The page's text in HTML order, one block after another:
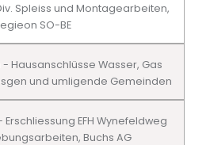
Spleiss und Montagearbeiten,
SO-BE
- Hausanschlüsse Wasser, Gas
und umligende Gemeinden
EFH Wynefeldweg
Buchs AG